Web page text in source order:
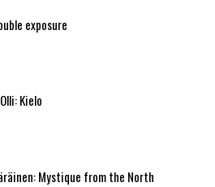
exposure
Kielo
Mystique from the North